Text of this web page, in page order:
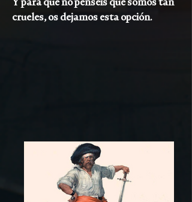
crueles, os dejamos esta opción.